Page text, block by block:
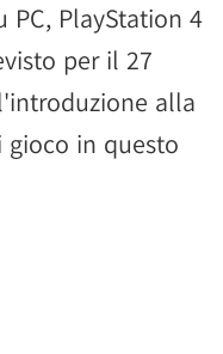
PC, PlayStation 4
per il 27
alla
in questo